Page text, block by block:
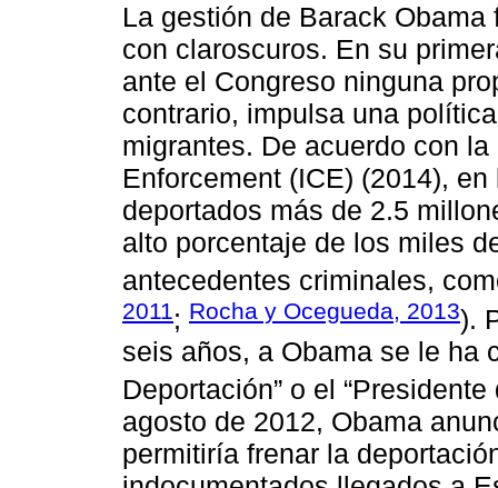
La gestión de Barack
con claroscuros. En su
ante el Congreso ninguna
contrario, impulsa una
migrantes. De acuerdo con
Enforcement (ICE) (2014),
deportados más de 2.5
alto porcentaje de los miles
antecedentes criminales,
2011; Rocha y Ocegueda, 2013).
seis años, a Obama se le ha
Deportación” o el
agosto de 2012, Obama
permitiría frenar la